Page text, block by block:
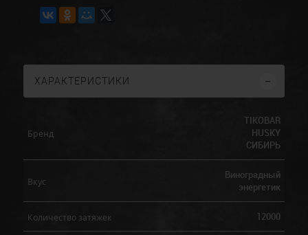
ХАРАКТЕРИСТИКИ
Бренд
TIKOBAR
HUSKY
СИБИРЬ
Вкус
Виноградный
энергетик
Количество затяжек 12000